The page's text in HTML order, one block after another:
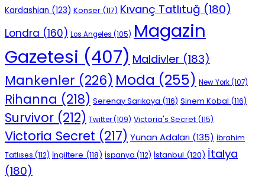
Kardashian (123) Konser (117) Kıvanç Tatlıtuğ (180)
Londra (160) Los Angeles (105) Magazin
Gazetesi (407) Maldivler (183)
Mankenler (226) Moda (255) New York(107)
Rihanna (218) Serenay Sarıkaya (116) Sinem Kobal (116)
Survivor (212) Twitter(109) Victoria's Secret (115)
Victoria Secret (217) Yunan Adaları (135) İbrahim
Tatlıses (112) İngiltere (118) İspanya (112) İstanbul (120) İtalya
(180)